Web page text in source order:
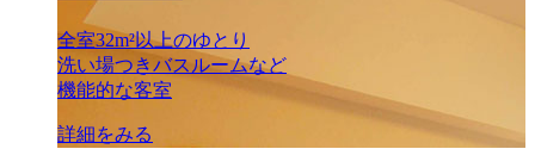
全室32m²以上のゆとり
洗い場つきバスルームなど
機能的な客室
詳細をみる